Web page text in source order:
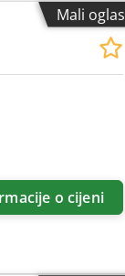
Mali oglas
o cijeni